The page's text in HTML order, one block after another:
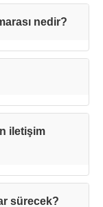
nedir?
iletişim
sürecek?